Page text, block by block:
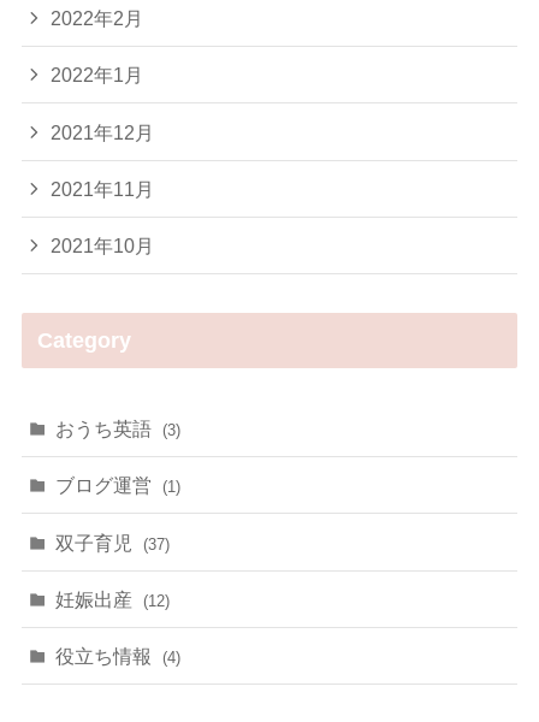
2022年2月
2022年1月
2021年12月
2021年11月
2021年10月
Category
おうち英語 (3)
ブログ運営 (1)
双子育児 (37)
妊娠出産 (12)
役立ち情報 (4)